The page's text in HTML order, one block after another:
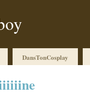
DansTonCosplay